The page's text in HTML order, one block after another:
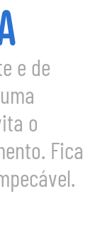
e de
o
Fica